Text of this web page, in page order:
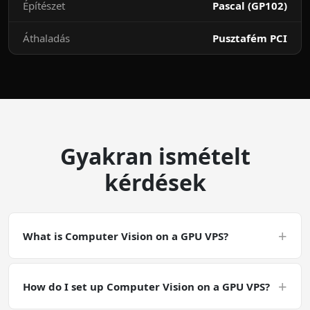
Építészet Pascal (GP102)
Áthaladás Pusztafém PCI
Gyakran ismételt
kérdések
What is Computer Vision on a GPU VPS? +
deployment. Computer Vision is a general GPU-
How do I set up Computer Vision on a GPU VPS? +